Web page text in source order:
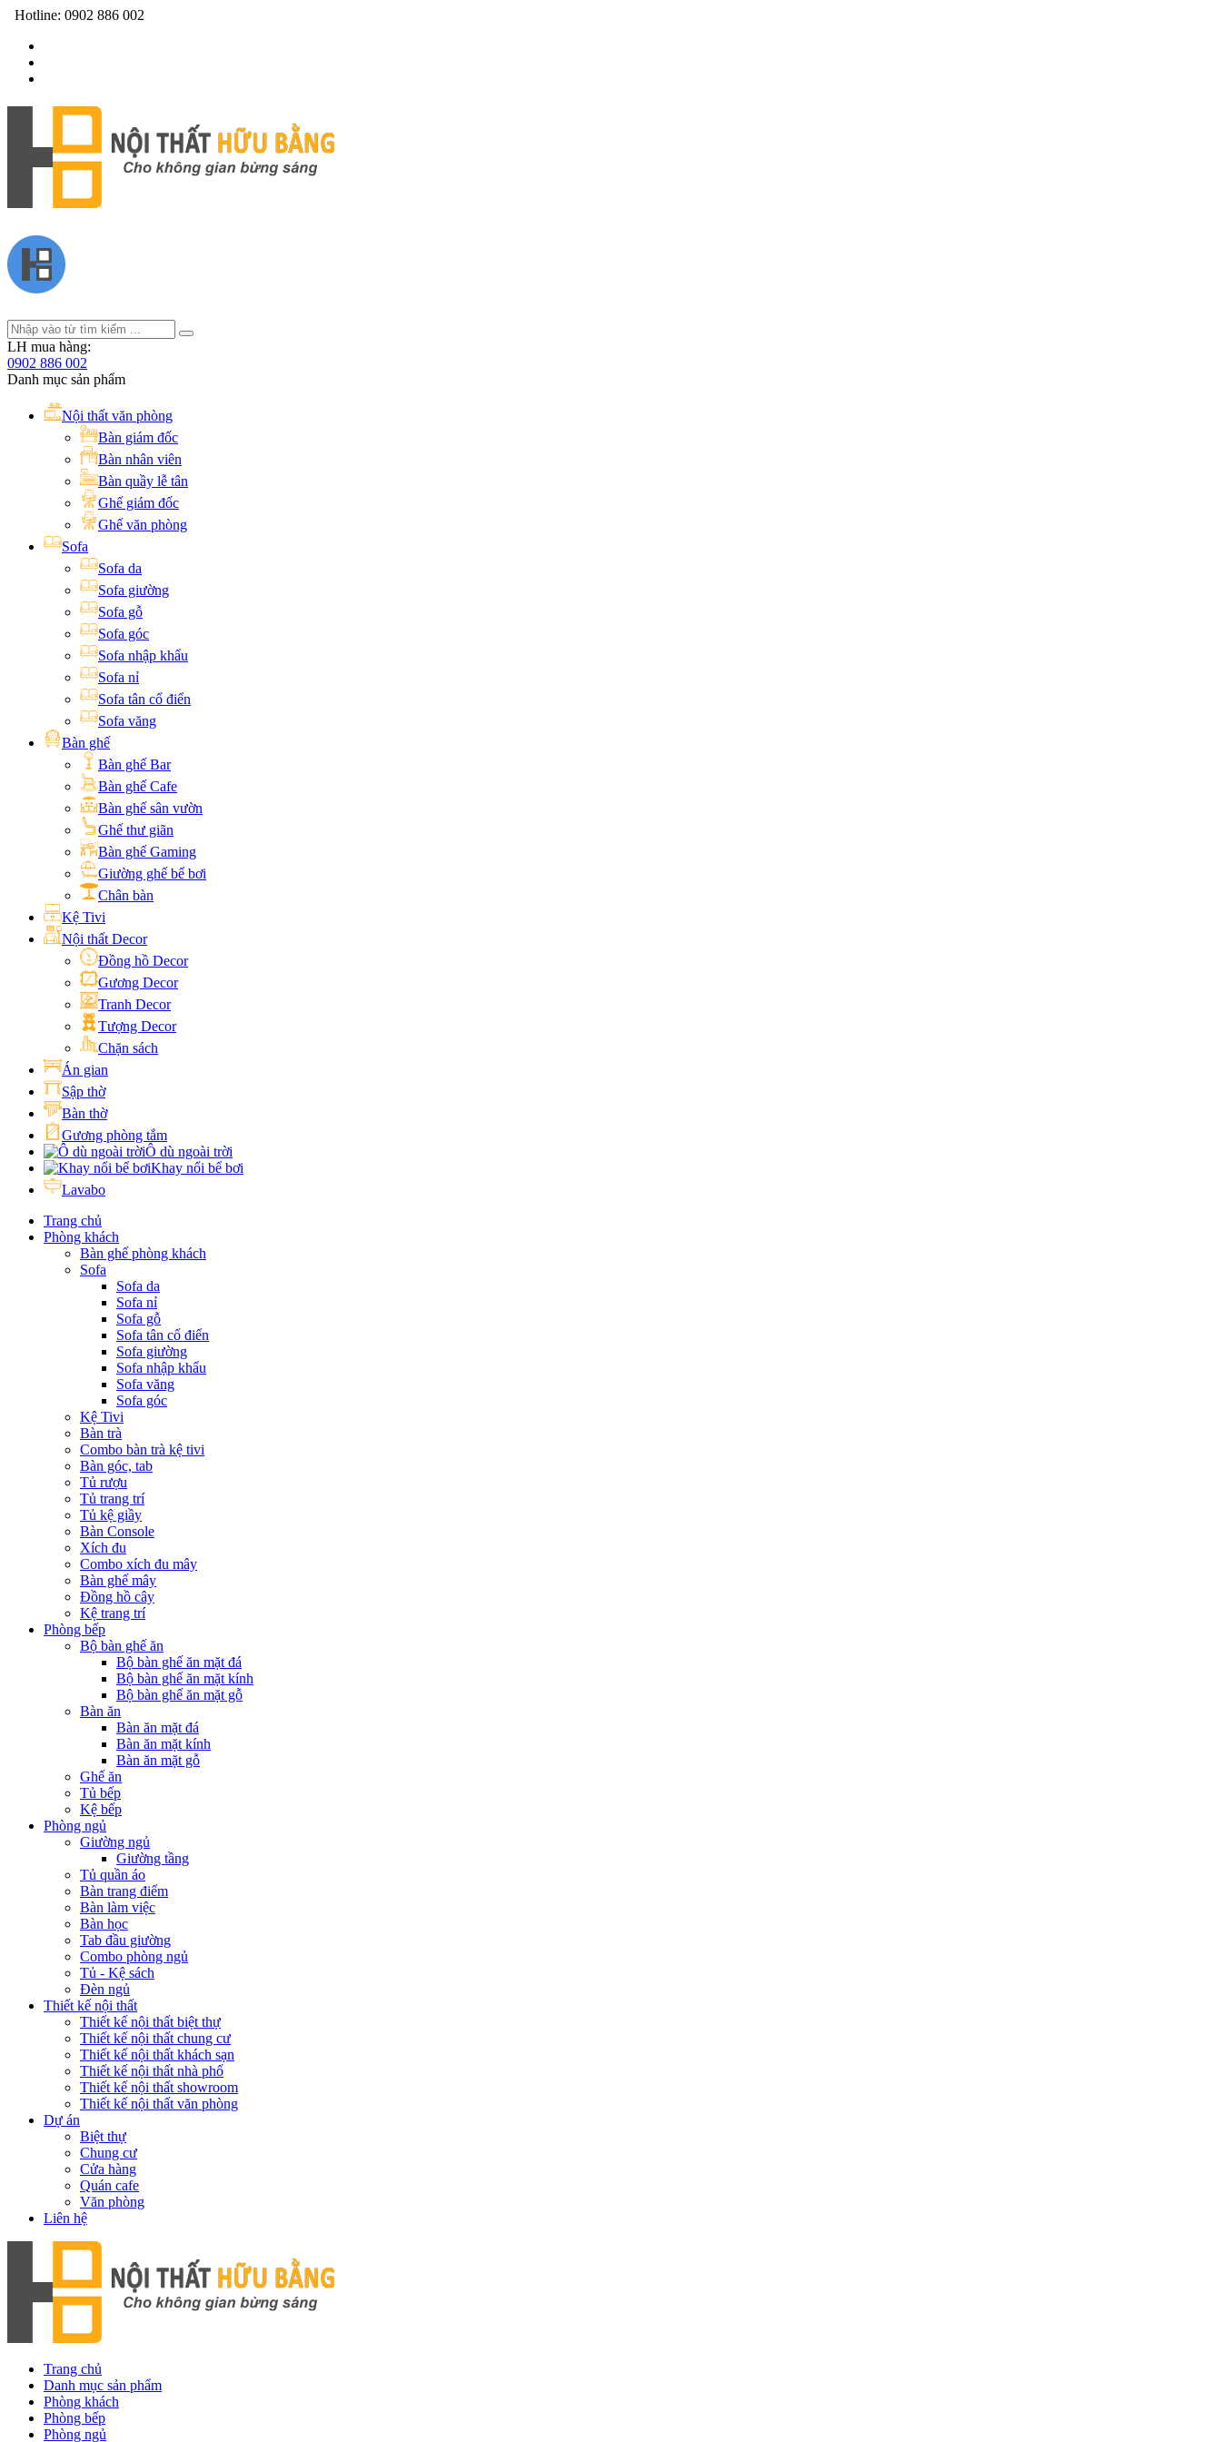
Hotline: 0902 886 002
LH mua hàng:
0902 886 002
Danh mục sản phẩm
Nội thất văn phòng
Bàn giám đốc
Bàn nhân viên
Bàn quầy lễ tân
Ghế giám đốc
Ghế văn phòng
Sofa
Sofa da
Sofa giường
Sofa gỗ
Sofa góc
Sofa nhập khẩu
Sofa nỉ
Sofa tân cổ điển
Sofa văng
Bàn ghế
Bàn ghế Bar
Bàn ghế Cafe
Bàn ghế sân vườn
Ghế thư giãn
Bàn ghế Gaming
Giường ghế bể bơi
Chân bàn
Kệ Tivi
Nội thất Decor
Đồng hồ Decor
Gương Decor
Tranh Decor
Tượng Decor
Chặn sách
Án gian
Sập thờ
Bàn thờ
Gương phòng tắm
Ô dù ngoài trời
Khay nổi bể bơi
Lavabo
Trang chủ
Phòng khách
Bàn ghế phòng khách
Sofa
Sofa da
Sofa nỉ
Sofa gỗ
Sofa tân cổ điển
Sofa giường
Sofa nhập khẩu
Sofa văng
Sofa góc
Kệ Tivi
Bàn trà
Combo bàn trà kệ tivi
Bàn góc, tab
Tủ rượu
Tủ trang trí
Tủ kệ giầy
Bàn Console
Xích đu
Combo xích đu mây
Bàn ghế mây
Đồng hồ cây
Kệ trang trí
Phòng bếp
Bộ bàn ghế ăn
Bộ bàn ghế ăn mặt đá
Bộ bàn ghế ăn mặt kính
Bộ bàn ghế ăn mặt gỗ
Bàn ăn
Bàn ăn mặt đá
Bàn ăn mặt kính
Bàn ăn mặt gỗ
Ghế ăn
Tủ bếp
Kệ bếp
Phòng ngủ
Giường ngủ
Giường tầng
Tủ quần áo
Bàn trang điểm
Bàn làm việc
Bàn học
Tab đầu giường
Combo phòng ngủ
Tủ - Kệ sách
Đèn ngủ
Thiết kế nội thất
Thiết kế nội thất biệt thự
Thiết kế nội thất chung cư
Thiết kế nội thất khách sạn
Thiết kế nội thất nhà phố
Thiết kế nội thất showroom
Thiết kế nội thất văn phòng
Dự án
Biệt thự
Chung cư
Cửa hàng
Quán cafe
Văn phòng
Liên hệ
Trang chủ
Danh mục sản phẩm
Phòng khách
Phòng bếp
Phòng ngủ